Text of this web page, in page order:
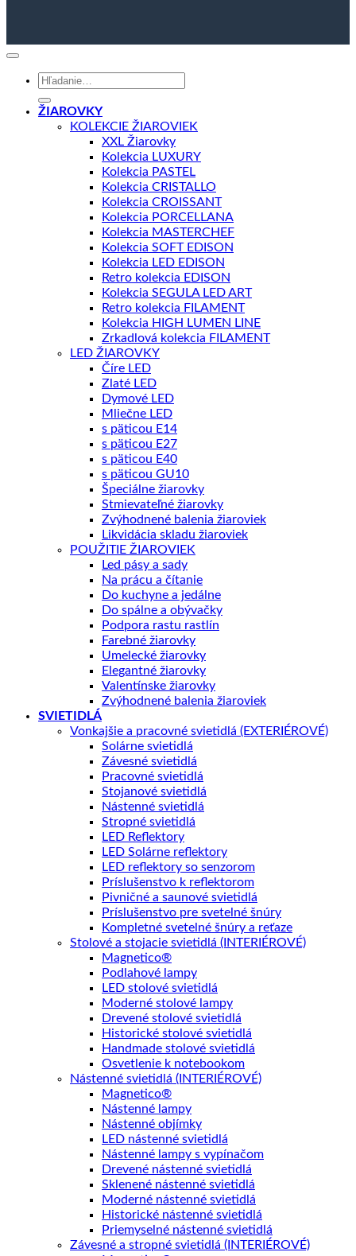
Hľadať:
ŽIAROVKY
KOLEKCIE ŽIAROVIEK
XXL Žiarovky
Kolekcia LUXURY
Kolekcia PASTEL
Kolekcia CRISTALLO
Kolekcia CROISSANT
Kolekcia PORCELLANA
Kolekcia MASTERCHEF
Kolekcia SOFT EDISON
Kolekcia LED EDISON
Retro kolekcia EDISON
Kolekcia SEGULA LED ART
Retro kolekcia FILAMENT
Kolekcia HIGH LUMEN LINE
Zrkadlová kolekcia FILAMENT
LED ŽIAROVKY
Číre LED
Zlaté LED
Dymové LED
Mliečne LED
s päticou E14
s päticou E27
s päticou E40
s päticou GU10
Špeciálne žiarovky
Stmievateľné žiarovky
Zvýhodnené balenia žiaroviek
Likvidácia skladu žiaroviek
POUŽITIE ŽIAROVIEK
Led pásy a sady
Na prácu a čítanie
Do kuchyne a jedálne
Do spálne a obývačky
Podpora rastu rastlín
Farebné žiarovky
Umelecké žiarovky
Elegantné žiarovky
Valentínske žiarovky
Zvýhodnené balenia žiaroviek
SVIETIDLÁ
Vonkajšie a pracovné svietidlá (EXTERIÉROVÉ)
Solárne svietidlá
Závesné svietidlá
Pracovné svietidlá
Stojanové svietidlá
Nástenné svietidlá
Stropné svietidlá
LED Reflektory
LED Solárne reflektory
LED reflektory so senzorom
Príslušenstvo k reflektorom
Pivničné a saunové svietidlá
Príslušenstvo pre svetelné šnúry
Kompletné svetelné šnúry a reťaze
Stolové a stojacie svietidlá (INTERIÉROVÉ)
Magnetico®
Podlahové lampy
LED stolové svietidlá
Moderné stolové lampy
Drevené stolové svietidlá
Historické stolové svietidlá
Handmade stolové svietidlá
Osvetlenie k notebookom
Nástenné svietidlá (INTERIÉROVÉ)
Magnetico®
Nástenné lampy
Nástenné objímky
LED nástenné svietidlá
Nástenné lampy s vypínačom
Drevené nástenné svietidlá
Sklenené nástenné svietidlá
Moderné nástenné svietidlá
Historické nástenné svietidlá
Priemyselné nástenné svietidlá
Závesné a stropné svietidlá (INTERIÉROVÉ)